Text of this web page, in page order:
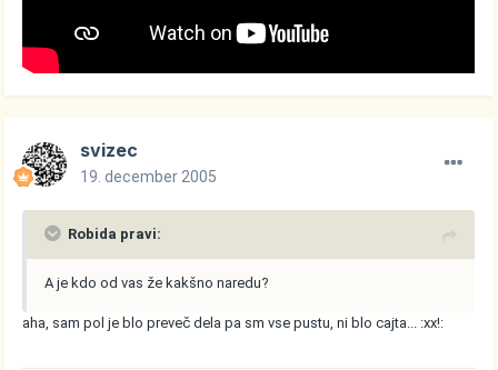
svizec
19. december 2005
Robida pravi:
A je kdo od vas že kakšno naredu?
aha, sam pol je blo preveč dela pa sm vse pustu, ni blo cajta... :xx!: